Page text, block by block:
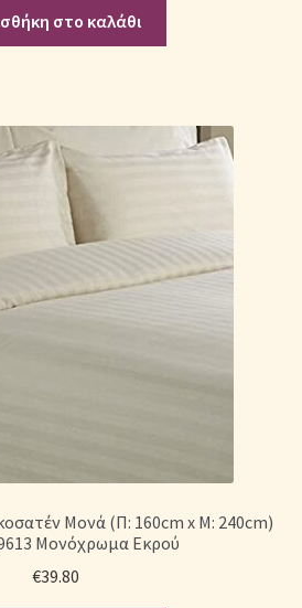
στο καλάθι
Μονά (Π: 160cm x Μ: 240cm)
Μονόχρωμα Εκρού
€39.80